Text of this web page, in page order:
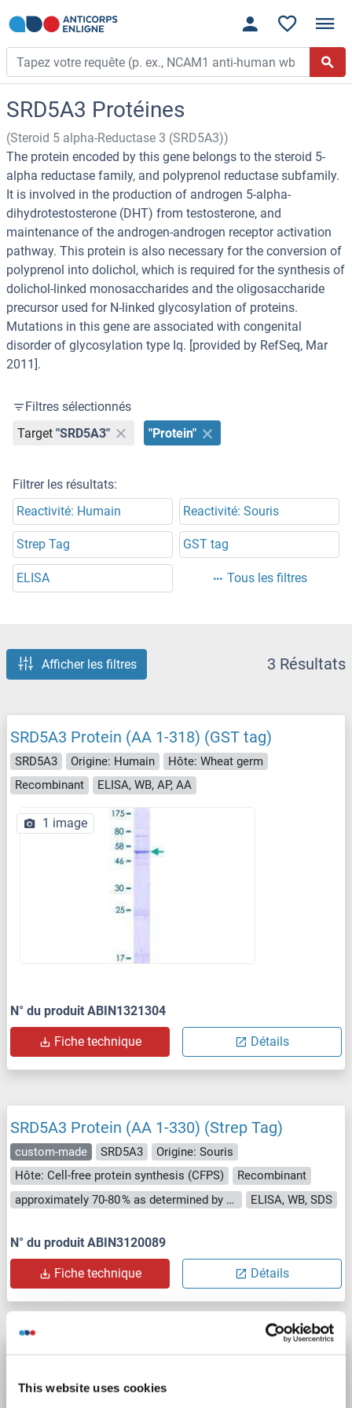
This website uses cookies
SRD5A3 Protéines
(Steroid 5 alpha-Reductase 3 (SRD5A3))
The protein encoded by this gene belongs to the steroid 5-
alpha reductase family, and polyprenol reductase subfamily.
It is involved in the production of androgen 5-alpha-
dihydrotestosterone (DHT) from testosterone, and
maintenance of the androgen-androgen receptor activation
pathway. This protein is also necessary for the conversion of
polyprenol into dolichol, which is required for the synthesis of
dolichol-linked monosaccharides and the oligosaccharide
precursor used for N-linked glycosylation of proteins.
Mutations in this gene are associated with congenital
disorder of glycosylation type Iq. [provided by RefSeq, Mar
2011].
Filtres sélectionnés
Target "SRD5A3" "Protein"
Filtrer les résultats:
Reactivité: Humain
Reactivité: Souris
Strep Tag GST tag
ELISA Tous les filtres
Afficher les filtres 3 Résultats
SRD5A3 Protein (AA 1-318) (GST tag)
SRD5A3 Origine: Humain
Hôte: Wheat germ
Recombinant
ELISA, WB, AP, AA
1 image
N° du produit ABIN1321304
Fiche technique Détails
SRD5A3 Protein (AA 1-330) (Strep Tag)
custom-made SRD5A3
Origine: Souris
Hôte: Cell-free protein synthesis (CFPS)
Recombinant
approximately 70-80 % as determined by SDS PAGE, Western Blot and analytical SEC (HPLC).
ELISA, WB, SDS
N° du produit ABIN3120089
Fiche technique Détails
SRD5A3 Protein (AA 1-318) (Strep Tag)
custom-made SRD5A3
Origine: Humain